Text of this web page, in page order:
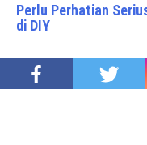
Perlu Perhatian
di DIY